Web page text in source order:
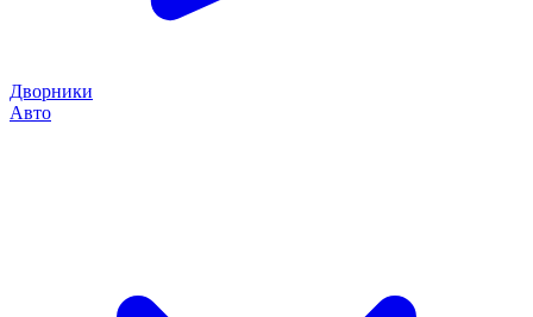
Дворники
Авто